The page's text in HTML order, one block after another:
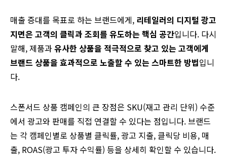
매출 증대를 목표로 하는 브랜드에게, 리테일러의 디지털 광고
지면은 고객의 클릭과 조회를 유도하는 핵심 공간입니다. 다시
말해, 제품과유사한 상품을 적극적으로 찾고 있는 고객에게
브랜드 상품을 효과적으로 노출할 수 있는 스마트한 방법입니
다.
스폰서드 상품 캠페인의 큰 장점은 SKU(재고 관리 단위) 수준
에서 광고와 판매를 직접 연결할 수 있다는 점입니다. 브랜드
는 각 캠페인별로 상품별 클릭률, 광고 지출, 클릭당 비용, 매
출, ROAS(광고 투자 수익률) 등을 상세히 확인할 수 있습니다.